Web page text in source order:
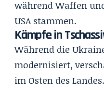
während Waffen
USA stammen.
Kämpfe in
Während die
modernisiert,
im Osten des